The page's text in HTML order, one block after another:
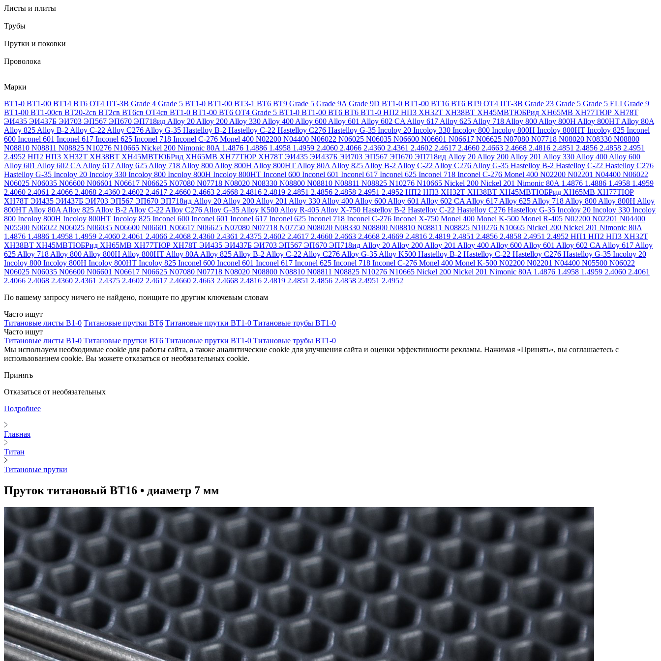
Листы и плиты
Трубы
Прутки и поковки
Проволока
Марки
ВТ1-0 ВТ1-00 ВТ14 ВТ6 ОТ4 ПТ-3В Grade 4 Grade 5 ВТ1-0 ВТ1-00 ВТ3-1 ВТ6 ВТ9 Grade 5 Grade 9A Grade 9D ВТ1-0 ВТ1-00 ВТ16 ВТ6 ВТ9 ОТ4 ПТ-3В Grade 23 Grade 5 Grade 5 ELI Grade 9
ВТ1-00 ВТ1-00св ВТ20-2св ВТ2св ВТ6св ОТ4св ВТ1-0 ВТ1-00 ВТ6 ОТ4 Grade 5 ВТ1-0 ВТ1-00 ВТ6 ВТ6 ВТ1-0 НП2 НП3 ХН32Т ХН38ВТ ХН45МВТЮБРид ХН65МВ ХН77ТЮР ХН78Т
ЭИ435 ЭИ437Б ЭИ703 ЭП567 ЭП670 ЭП718ид Alloy 20 Alloy 200 Alloy 330 Alloy 400 Alloy 600 Alloy 601 Alloy 602 CA Alloy 617 Alloy 625 Alloy 718 Alloy 800 Alloy 800H Alloy 800HT Alloy 80A
Alloy 825 Alloy B-2 Alloy C-22 Alloy C276 Alloy G-35 Hastelloy B-2 Hastelloy C-22 Hastelloy C276 Hastelloy G-35 Incoloy 20 Incoloy 330 Incoloy 800 Incoloy 800H Incoloy 800HT Incoloy 825 Inconel
600 Inconel 601 Inconel 617 Inconel 625 Inconel 718 Inconel C-276 Monel 400 N02200 N04400 N06022 N06025 N06035 N06600 N06601 N06617 N06625 N07080 N07718 N08020 N08330 N08800
N08810 N08811 N08825 N10276 N10665 Nickel 200 Nimonic 80A 1.4876 1.4886 1.4958 1.4959 2.4060 2.4066 2.4360 2.4361 2.4602 2.4617 2.4660 2.4663 2.4668 2.4816 2.4851 2.4856 2.4858 2.4951
2.4952 НП2 НП3 ХН32Т ХН38ВТ ХН45МВТЮБРид ХН65МВ ХН77ТЮР ХН78Т ЭИ435 ЭИ437Б ЭИ703 ЭП567 ЭП670 ЭП718ид Alloy 20 Alloy 200 Alloy 201 Alloy 330 Alloy 400 Alloy 600
Alloy 601 Alloy 602 CA Alloy 617 Alloy 625 Alloy 718 Alloy 800 Alloy 800H Alloy 800HT Alloy 80A Alloy 825 Alloy B-2 Alloy C-22 Alloy C276 Alloy G-35 Hastelloy B-2 Hastelloy C-22 Hastelloy C276
Hastelloy G-35 Incoloy 20 Incoloy 330 Incoloy 800 Incoloy 800H Incoloy 800HT Inconel 600 Inconel 601 Inconel 617 Inconel 625 Inconel 718 Inconel C-276 Monel 400 N02200 N02201 N04400 N06022
N06025 N06035 N06600 N06601 N06617 N06625 N07080 N07718 N08020 N08330 N08800 N08810 N08811 N08825 N10276 N10665 Nickel 200 Nickel 201 Nimonic 80A 1.4876 1.4886 1.4958 1.4959
2.4060 2.4061 2.4066 2.4068 2.4360 2.4602 2.4617 2.4660 2.4663 2.4668 2.4816 2.4819 2.4851 2.4856 2.4858 2.4951 2.4952 НП2 НП3 ХН32Т ХН38ВТ ХН45МВТЮБРид ХН65МВ ХН77ТЮР
ХН78Т ЭИ435 ЭИ437Б ЭИ703 ЭП567 ЭП670 ЭП718ид Alloy 20 Alloy 200 Alloy 201 Alloy 330 Alloy 400 Alloy 600 Alloy 601 Alloy 602 CA Alloy 617 Alloy 625 Alloy 718 Alloy 800 Alloy 800H Alloy
800HT Alloy 80A Alloy 825 Alloy B-2 Alloy C-22 Alloy C276 Alloy G-35 Alloy K500 Alloy R-405 Alloy X-750 Hastelloy B-2 Hastelloy C-22 Hastelloy C276 Hastelloy G-35 Incoloy 20 Incoloy 330 Incoloy
800 Incoloy 800H Incoloy 800HT Incoloy 825 Inconel 600 Inconel 601 Inconel 617 Inconel 625 Inconel 718 Inconel C-276 Inconel X-750 Monel 400 Monel K-500 Monel R-405 N02200 N02201 N04400
N05500 N06022 N06025 N06035 N06600 N06601 N06617 N06625 N07080 N07718 N07750 N08020 N08330 N08800 N08810 N08811 N08825 N10276 N10665 Nickel 200 Nickel 201 Nimonic 80A
1.4876 1.4886 1.4958 1.4959 2.4060 2.4061 2.4066 2.4068 2.4360 2.4361 2.4375 2.4602 2.4617 2.4660 2.4663 2.4668 2.4669 2.4816 2.4819 2.4851 2.4856 2.4858 2.4951 2.4952 НП1 НП2 НП3 ХН32Т
ХН38ВТ ХН45МВТЮБРид ХН65МВ ХН77ТЮР ХН78Т ЭИ435 ЭИ437Б ЭИ703 ЭП567 ЭП670 ЭП718ид Alloy 20 Alloy 200 Alloy 201 Alloy 400 Alloy 600 Alloy 601 Alloy 602 CA Alloy 617 Alloy
625 Alloy 718 Alloy 800 Alloy 800H Alloy 800HT Alloy 80A Alloy 825 Alloy B-2 Alloy C-22 Alloy C276 Alloy G-35 Alloy K500 Hastelloy B-2 Hastelloy C-22 Hastelloy C276 Hastelloy G-35 Incoloy 20
Incoloy 800 Incoloy 800H Incoloy 800HT Incoloy 825 Inconel 600 Inconel 601 Inconel 617 Inconel 625 Inconel 718 Inconel C-276 Monel 400 Monel K-500 N02200 N02201 N04400 N05500 N06022
N06025 N06035 N06600 N06601 N06617 N06625 N07080 N07718 N08020 N08800 N08810 N08811 N08825 N10276 N10665 Nickel 200 Nickel 201 Nimonic 80A 1.4876 1.4958 1.4959 2.4060 2.4061
2.4066 2.4068 2.4360 2.4361 2.4375 2.4602 2.4617 2.4660 2.4663 2.4668 2.4816 2.4819 2.4851 2.4856 2.4858 2.4951 2.4952
По вашему запросу ничего не найдено, поищите по другим ключевым словам
Часто ищут
Титановые листы В1-0 Титановые прутки ВТ6 Титановые прутки ВТ1-0 Титановые трубы ВТ1-0
Часто ищут
Титановые листы В1-0 Титановые прутки ВТ6 Титановые прутки ВТ1-0 Титановые трубы ВТ1-0
Мы используем необходимые cookie для работы сайта, а также аналитические cookie для улучшения сайта и оценки эффективности рекламы. Нажимая «Принять», вы соглашаетесь с
использованием cookie. Вы можете отказаться от необязательных cookie.
Принять
Отказаться от необязательных
Подробнее
Главная
Титан
Титановые прутки
Пруток титановый ВТ16 • диаметр 7 мм